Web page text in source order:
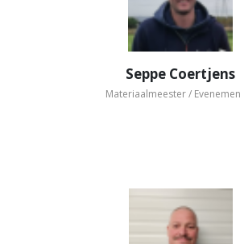
Seppe Coertjens
Materiaalmeester /